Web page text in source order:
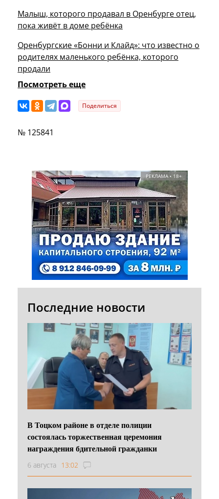
Малыш, которого продавал в Оренбурге отец,
пока живёт в доме ребёнка
Оренбургские «Бонни и Клайд»: что известно о
родителях маленького ребёнка, которого
продали
Посмотреть еще
Поделиться
№ 125841
РЕКЛАМА • 18+
Последние новости
В Тоцком районе в отделе полиции
состоялась торжественная церемония
награждения бдительной гражданки
6 августа 13:02